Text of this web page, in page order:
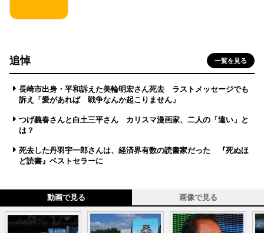
追悼 一覧を見る
長崎市出身・平和訴えた美輪明宏さん死去 ラストメッセージでも
訴え「愛があれば 戦争なんか起こりません」
つげ義春さんと白土三平さん カリスマ漫画家、二人の「違い」と
は？
死去した丹羽宇一郎さんは、経済界有数の読書家だった 『死ぬほ
ど読書』ベストセラーに
動画で見る 画像で見る